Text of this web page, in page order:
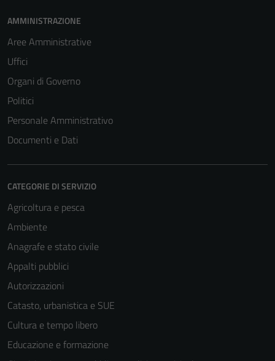
AMMINISTRAZIONE
Aree Amministrative
Uffici
Organi di Governo
Politici
Personale Amministrativo
Documenti e Dati
CATEGORIE DI SERVIZIO
Agricoltura e pesca
Ambiente
Anagrafe e stato civile
Appalti pubblici
Autorizzazioni
Catasto, urbanistica e SUE
Cultura e tempo libero
Educazione e formazione